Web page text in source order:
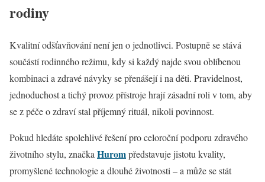
rodiny
Kvalitní odšťavňování není jen o jednotlivci. Postupně se stává
součástí rodinného režimu, kdy si každý najde svou oblíbenou
kombinaci a zdravé návyky se přenášejí i na děti. Pravidelnost,
jednoduchost a tichý provoz přístroje hrají zásadní roli v tom, aby
se z péče o zdraví stal příjemný rituál, nikoli povinnost.
Pokud hledáte spolehlivé řešení pro celoroční podporu zdravého
životního stylu, značka Hurompředstavuje jistotu kvality,
promyšlené technologie a dlouhé životnosti – a může se stát